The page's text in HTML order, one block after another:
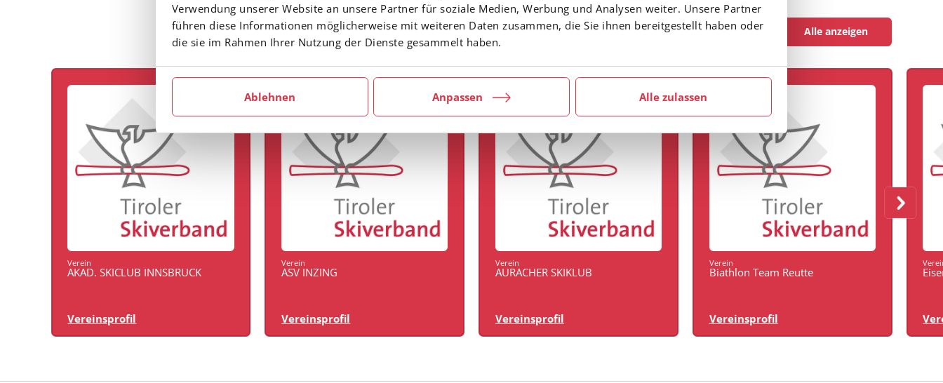
Verwendung unserer Website an unsere Partner für soziale Medien, Werbung und Analysen weiter. Unsere Partner
führen diese Informationen möglicherweise mit weiteren Daten zusammen, die Sie ihnen bereitgestellt haben oder
die sie im Rahmen Ihrer Nutzung der Dienste gesammelt haben.
Ablehnen Anpassen Alle zulassen
Alle anzeigen
Verein
AKAD. SKICLUB INNSBRUCK
Vereinsprofil
Verein
ASV INZING
Vereinsprofil
Verein
AURACHER SKIKLUB
Vereinsprofil
Verein
Biathlon Team Reutte
Vereinsprofil